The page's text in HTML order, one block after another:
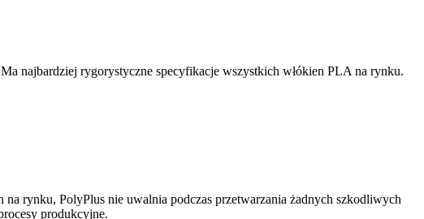
najbardziej rygorystyczne specyfikacje wszystkich włókien PLA na rynku.
rynku, PolyPlus nie uwalnia podczas przetwarzania żadnych szkodliwych
produkcyjne.